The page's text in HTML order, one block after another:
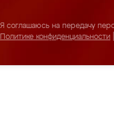
Я соглашаюсь на передачу
Политике конфиденциальности